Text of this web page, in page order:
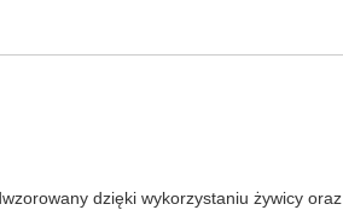
dzięki wykorzystaniu żywicy oraz